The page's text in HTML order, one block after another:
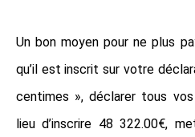
Un bon moyen pour ne plus
qu’il est inscrit sur votre
centimes », déclarer tous
lieu d’inscrire 48 322.00€,